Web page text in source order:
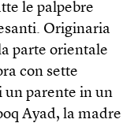
le palpebre
Originaria
parte orientale
con sette
un parente in un
Ayad, la madre